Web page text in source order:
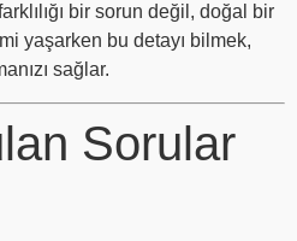
bir sorun değil, doğal bir
yaşarken bu detayı bilmek,
sağlar.
Sorular